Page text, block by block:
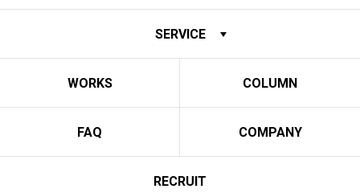
SERVICE
WORKS COLUMN
FAQ COMPANY
RECRUIT